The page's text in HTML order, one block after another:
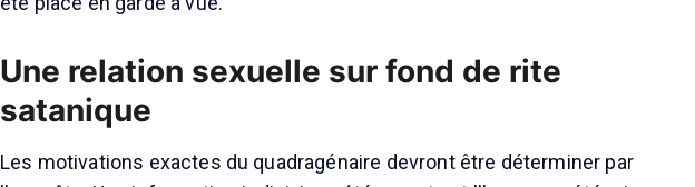
Une relation sexuelle sur fond de rite
satanique
Les motivations exactes du quadragénaire devront être déterminer par